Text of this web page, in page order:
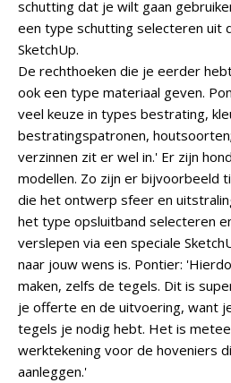
schutting dat je wilt gaan
een type schutting selecteren uit
SketchUp.
De rechthoeken die je eerder
ook een type materiaal geven.
veel keuze in types bestrating,
bestratingspatronen,
verzinnen zit er wel in.' Er zijn
modellen. Zo zijn er bijvoorbeeld
die het ontwerp sfeer en
het type opsluitband selecteren
verslepen via een speciale
naar jouw wens is. Pontier:
maken, zelfs de tegels. Dit is
je offerte en de uitvoering, want
tegels je nodig hebt. Het is
werktekening voor de hoveniers
aanleggen.'